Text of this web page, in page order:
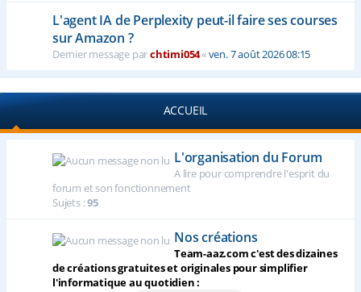
L'agent IA de Perplexity peut-il faire ses courses
sur Amazon ?
Dernier message parchtimi054«ven. 7 août 2026 08:15
ACCUEIL
L'organisation du Forum
A lire pour comprendre l'esprit du
forum et son fonctionnement
Sujets :95
Nos créations
Team-aaz.com c'est des dizaines
de créations gratuites et originales pour simplifier
l'informatique au quotidien :